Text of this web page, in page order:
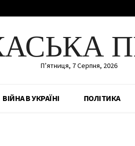
П’ятниця, 7 Серпня, 2026
ВІЙНА В УКРАЇНІ ПОЛІТИКА